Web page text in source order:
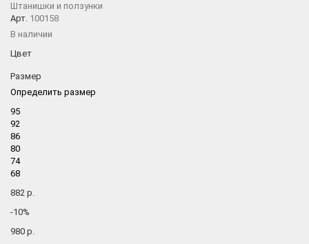
Штанишки и ползунки
Арт. 100158
В наличии
Цвет
Размер
Определить размер
95
92
86
80
74
68
882 р.
-10%
980 р.